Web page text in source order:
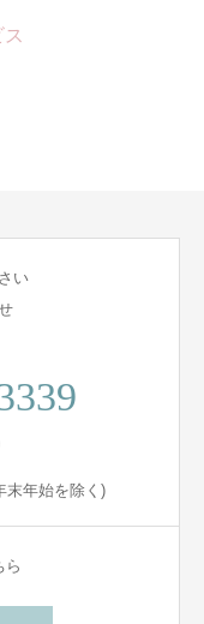
い
末年始を除く)
ら